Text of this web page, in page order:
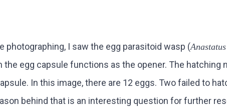
I saw the egg parasitoid wasp (
egg capsule functions as the opener. The
In this image, there are 12 eggs. Two failed to
behind that is an interesting question for further